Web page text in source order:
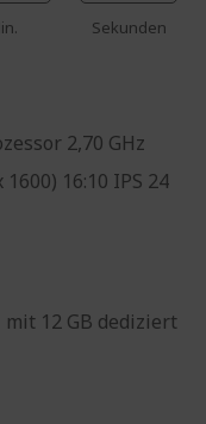
Sekunden
2,70 GHz
1600) 16:10 IPS 24
mit 12 GB dediziert